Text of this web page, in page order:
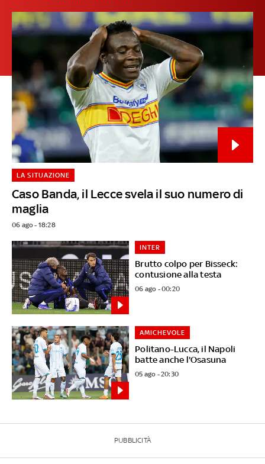
Caso Banda, il Lecce svela il suo numero di
maglia
LA SITUAZIONE
06 ago - 18:28
Brutto colpo per Bisseck:
contusione alla testa
INTER
06 ago - 00:20
Politano-Lucca, il Napoli
batte anche l'Osasuna
AMICHEVOLE
05 ago - 20:30
PUBBLICITÀ